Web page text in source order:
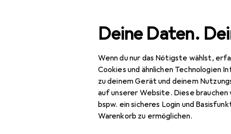
Deine Daten.
Wenn du nur das Nötigste wählst,
Cookies und ähnlichen Technologien
zu deinem Gerät und deinem
auf unserer Website. Diese brauchen
bspw. ein sicheres Login und
Warenkorb zu ermöglichen.
Navigation nach Kategorien Gesamtsortiment Beauty
EUR
12,19
Cmiile